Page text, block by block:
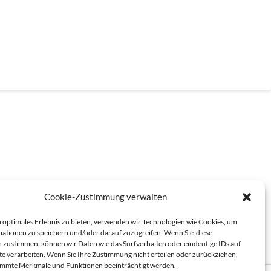
Cookie-Zustimmung verwalten
optimales Erlebnis zu bieten, verwenden wir Technologien wie Cookies, um
zu speichern und/oder darauf zuzugreifen. Wenn Sie diese
zustimmen, können wir Daten wie das Surfverhalten oder eindeutige IDs auf
verarbeiten. Wenn Sie Ihre Zustimmung nicht erteilen oder zurückziehen,
Merkmale und Funktionen beeinträchtigt werden.